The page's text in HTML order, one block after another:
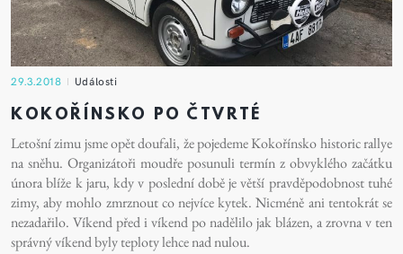
29.3.2018 Události
KOKOŘÍNSKO PO ČTVRTÉ
Letošní zimu jsme opět doufali, že pojedeme Kokořínsko historic rallye
na sněhu. Organizátoři moudře posunuli termín z obvyklého začátku
února blíže k jaru, kdy v poslední době je větší pravděpodobnost tuhé
zimy, aby mohlo zmrznout co nejvíce kytek. Nicméně ani tentokrát se
nezadařilo. Víkend před i víkend po nadělilo jak blázen, a zrovna v ten
správný víkend byly teploty lehce nad nulou.